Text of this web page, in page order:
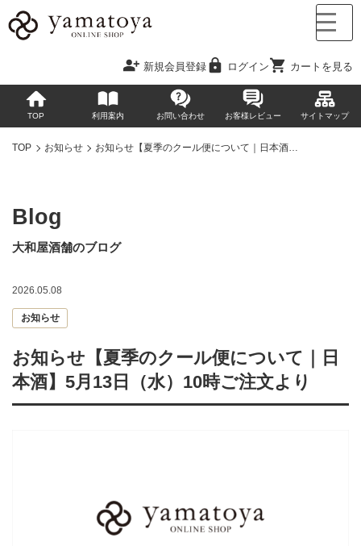
新規会員登録 ログイン カートを見る
TOP 利用案内 お問い合わせ お客様レビュー サイトマップ
TOP お知らせ お知らせ【夏季のクール便について｜日本酒…
Blog
大和屋酒舗のブログ
2026.05.08
お知らせ
お知らせ【夏季のクール便について｜日
本酒】5月13日（水）10時ご注文より